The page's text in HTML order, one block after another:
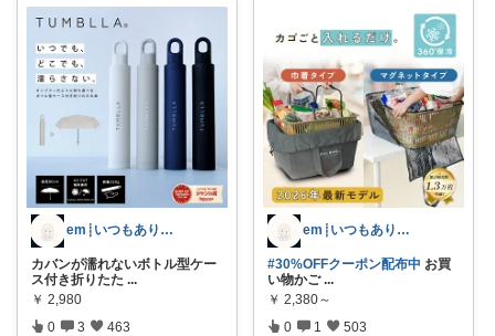
em┊いつもありがとうございます𓈒𓏸
カバンが濡れないボトル型ケー
ス付き折りたた ...
￥ 2,980
0 3 463
em┊いつもありがとうございます𓈒𓏸
#30%OFFクーポン配布中 お買
い物かご ...
￥ 2,380～
0 1 503